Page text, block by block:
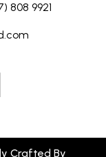
808 9921
Crafted By